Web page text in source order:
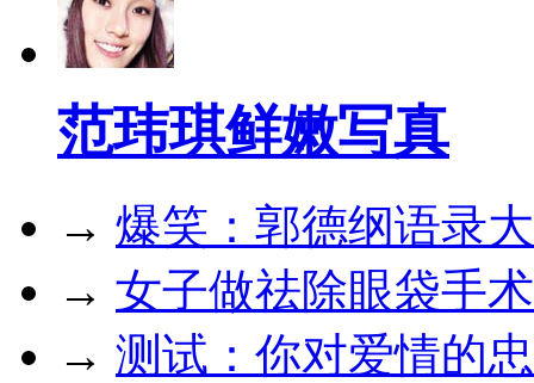
范玮琪鲜嫩写真
→ 爆笑：郭德纲语录
→ 女子做祛除眼袋手
→ 测试：你对爱情的